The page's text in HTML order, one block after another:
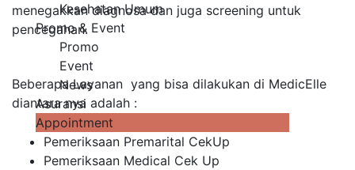
Kesehatan Umum
Promo & Event
Promo
Event
News
Asuransi
Appointment
menegakkan diagnosa dan juga screening untuk
pencegahan.
Beberapa Layanan yang bisa dilakukan di MedicElle
diantara nya adalah :
Pemeriksaan Premarital CekUp
Pemeriksaan Medical Cek Up